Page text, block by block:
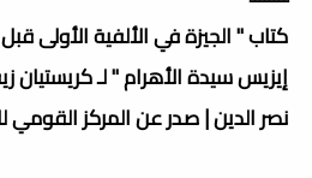
كتاب " الجيزة في الألفية الأولى
إيزيس سيدة الأهرام " لـ
نصر الدين | صدر عن المركز القومي